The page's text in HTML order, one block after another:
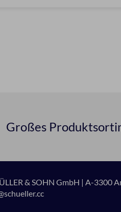
Großes
& SOHN GmbH | A-3300